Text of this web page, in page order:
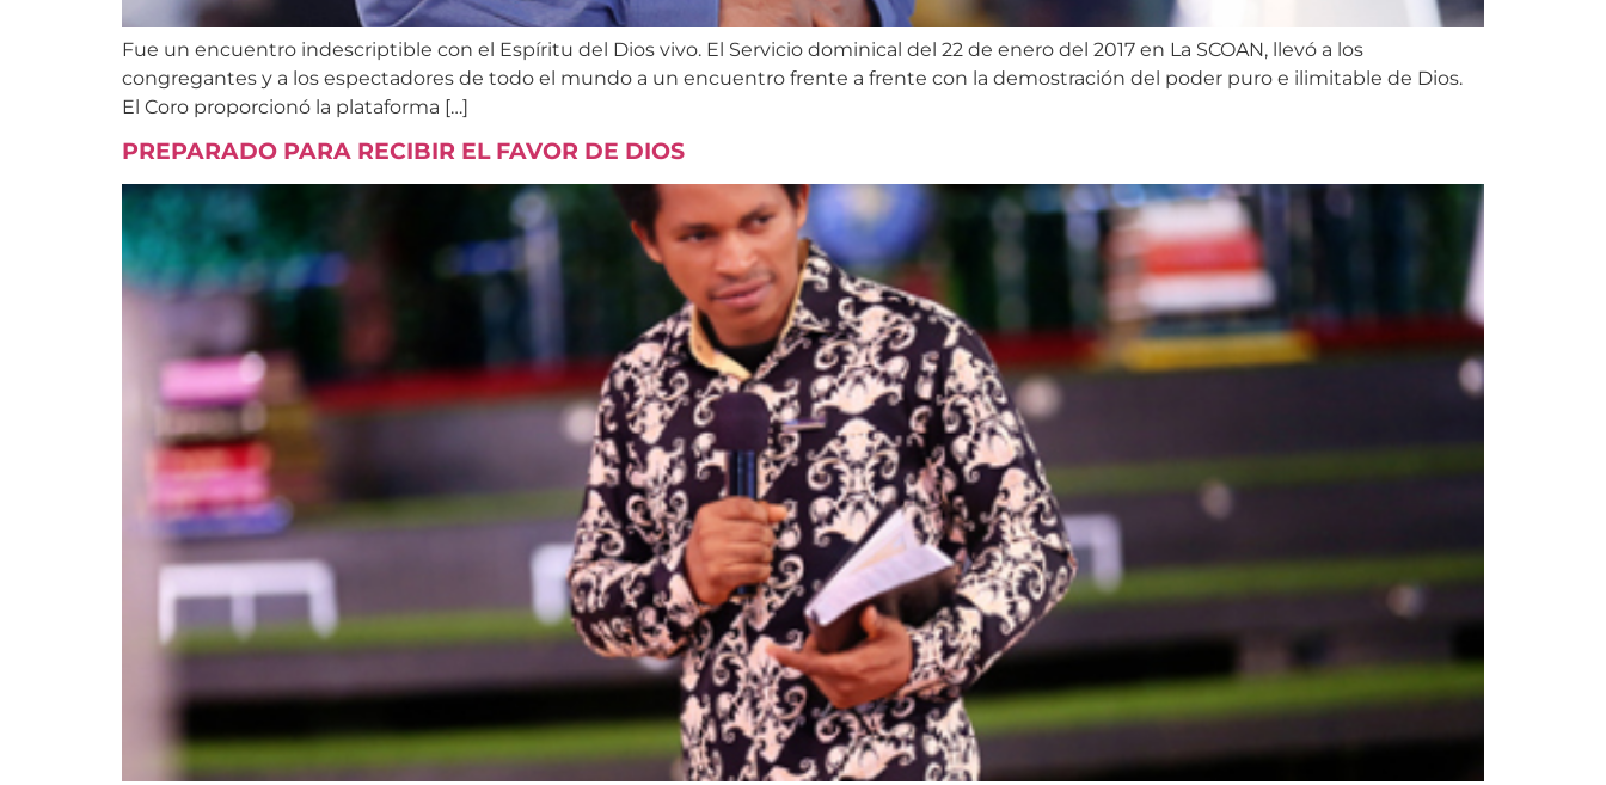
Fue un encuentro indescriptible con el Espíritu del Dios vivo. El Servicio dominical del 22 de enero del 2017 en La SCOAN, llevó a los
congregantes y a los espectadores de todo el mundo a un encuentro frente a frente con la demostración del poder puro e ilimitable de Dios.
El Coro proporcionó la plataforma […]
PREPARADO PARA RECIBIR EL FAVOR DE DIOS